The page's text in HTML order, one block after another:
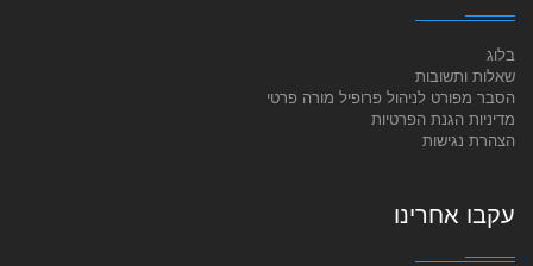
בלוג
שאלות ותשובות
הסבר מפורט לניהול פרופיל מורה פרטי
מדיניות הגנת הפרטיות
הצהרת נגישות
עקבו אחרינו